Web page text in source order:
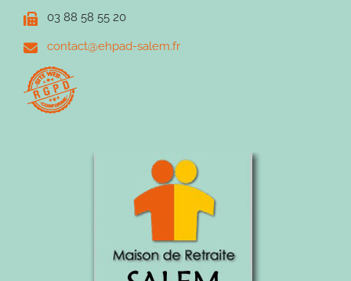
03 88 58 55 20
contact@ehpad-salem.fr